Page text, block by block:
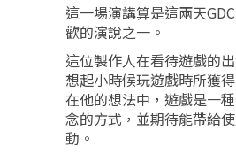
這一場演講算是這兩天
歡的演說之一。
這位製作人在看待遊戲的
想起小時候玩遊戲時所獲
在他的想法中，遊戲是一
念的方式，並期待能帶給
動。